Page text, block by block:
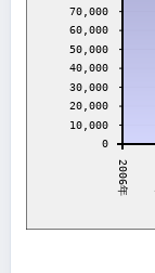
0
10,000
20,000
30,000
40,000
50,000
60,000
70,000
2006年